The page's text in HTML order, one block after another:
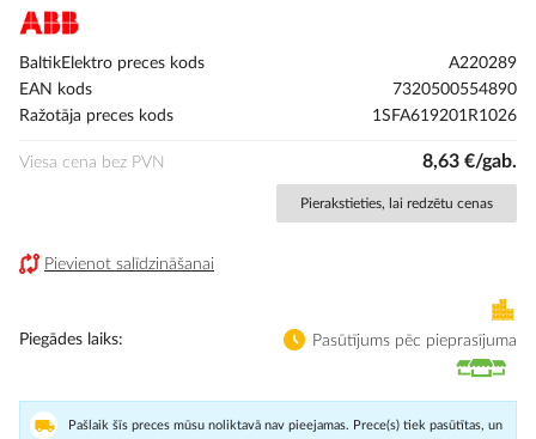
BaltikElektro preces kods
A220289
EAN kods
7320500554890
Ražotāja preces kods
1SFA619201R1026
Viesa cena bez PVN 8,63 €/gab.
Pierakstieties, lai redzētu cenas
Pievienot salīdzināšanai
Piegādes laiks Pasūtījums pēc pieprasījuma
Pašlaik šīs preces mūsu noliktavā nav pieejamas. Prece(s) tiek pasūtītas, un